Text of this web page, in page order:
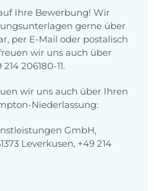
Ihre Bewerbung! Wir
gerne über
per E-Mail oder postalisch
wir uns auch über
206180-11.
wir uns auch über Ihren
Niederlassung:
GmbH,
Leverkusen, +49 214